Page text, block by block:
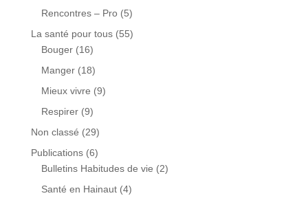
Rencontres – Pro(5)
La santé pour tous(55)
Bouger(16)
Manger(18)
Mieux vivre (9)
Respirer(9)
Non classé (29)
Publications(6)
Bulletins Habitudes de vie (2)
Santé en Hainaut(4)